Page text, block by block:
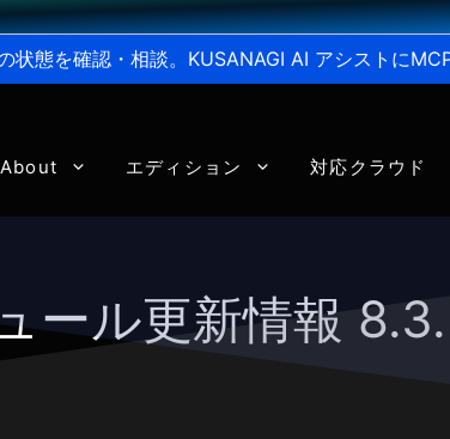
状態を確認・相談。KUSANAGI AI アシストに
About エディション 対応クラウド
ール更新情報